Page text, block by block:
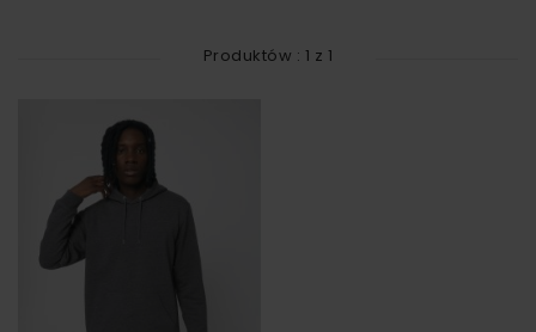
Produktów : 1 z 1